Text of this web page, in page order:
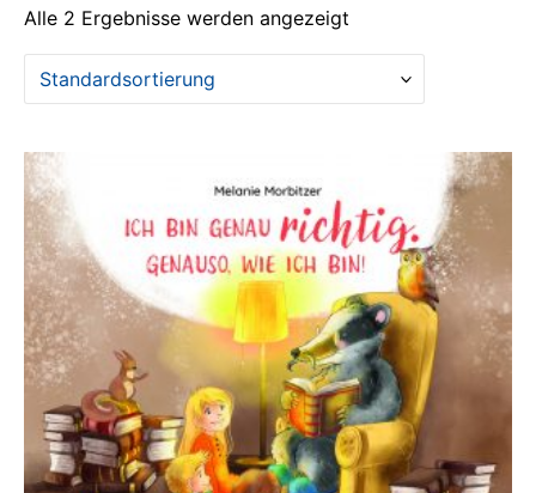
Alle 2 Ergebnisse werden angezeigt